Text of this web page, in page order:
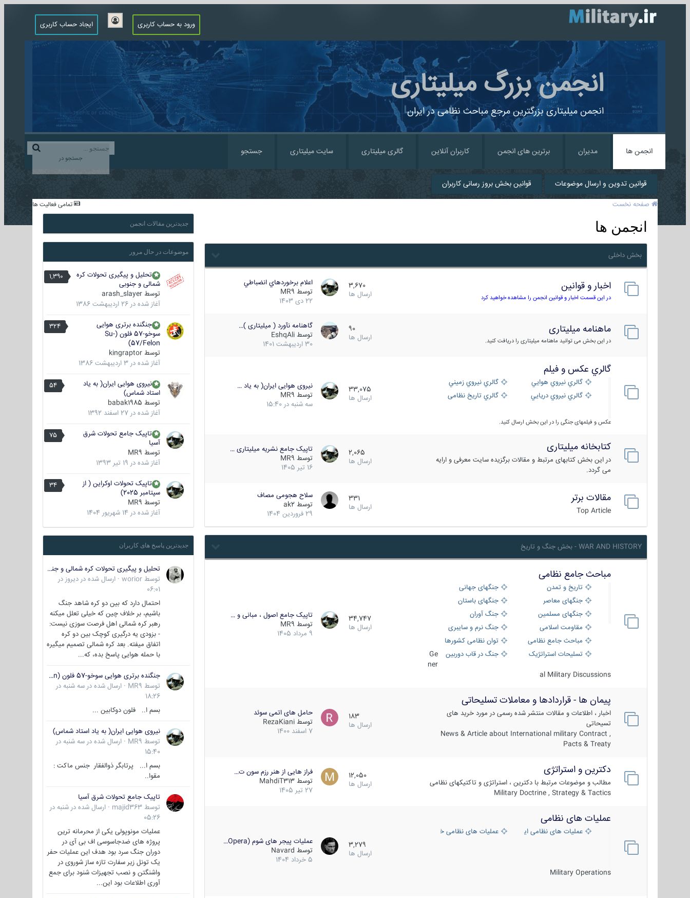
ورود به حساب کاربری ایجاد حساب کاربری
انجمن بزرگ میلیتاری
انجمن میلیتاری بزرگترین مرجع مباحث نظامی در ایران
جستجو در
انجمن ها مدیران برترین های انجمن کاربران آنلاین گالری میلیتاری سایت میلیتاری جستجو
قوانین تدوین و ارسال موضوعات قوانین بخش بروز رسانی کاربران
تمامی فعالیت ها صفحه نخست
انجمن ها
بخش داخلی
اخبار و قوانین
در این قسمت اخبار و قوانین انجمن را مشاهده خواهید کرد
3,670
ارسال ها
اعلام برخوردهاي انضباطي
توسط MR9
22 دی 1403
ماهنامه میلیتاری
در این بخش می توانید ماهنامه میلیتاری را دریافت کنید.
90
ارسال ها
گاهنامه نآورد ( میلیتاری )…
توسط EshqAli
30 اردیبهشت 1401
گالري عكس و فيلم
گالري نيروي هوايي
گالري نيروي زميني
گالري نيروي دريايي
گالري تاریخ نظامی
عکس و فیلمهای جنگی را در این بخش ارسال کنید.
33,075
ارسال ها
نیروی هوایی ایران( به یاد …
توسط MR9
سه شنبه در 15:40
کتابخانه میلیتاری
در این بخش کتابهای مرتبط و مقالات برگزیده سایت معرفی و ارایه
می گردد.
2,065
ارسال ها
تاپیک جامع نشریه میلیتاری …
توسط MR9
16 تیر 1405
مقالات برتر
Top Article
331
ارسال ها
سلاح هجومی مصاف
توسط ak2
29 فروردین 1404
WAR AND HISTORY - بخش جنگ و تاریخ
مباحث جامع نظامی
تاریخ و تمدن
جنگهای جهانی
جنگهای معاصر
جنگهای باستان
جنگهای مسلمین
جنگ آوران
مقاومت اسلامی
جنگ نرم و سایبری
مباحث جامع نظامی
توان نظامی کشورها
تسلیحات استراتژیک
جنگ در قاب دوربین
Ge
ner
al Military Discussions
34,747
ارسال ها
تاپیک جامع اصول ، مبانی و …
توسط MR9
9 مرداد 1405
پیمان ها - قراردادها و معاملات تسلیحاتی
اخبار ، اطلاعات و مقالات منتشر شده رسمی در مورد خرید های
تسیحاتی
News & Article about International military Contract ,
Pacts & Treaty
183
ارسال ها
حامل های اتمی سوئد
توسط RezaKiani
7 اسفند 1400
دکترین و استراتژی
مطالب و موضوعات مرتبط با دکترین ، استراتژی و تاکتیکهای نظامی
Military Doctrine , Strategy & Tactics
12,050
ارسال ها
فراز هایی از هنر رزم سون ت…
توسط MahdiT313
27 تیر 1405
عملیات های نظامی
عملیات های نظامی ایران عملیات های نظامی خارجی
Military Operations
3,279
ارسال ها
عملیات پیجر های شوم (Opera…
توسط Navard
5 خرداد 1404
جدیدترین مقالات انجمن
موضوعات در حال مرور
1,390
تحلیل و پیگیری تحولات کره
شمالی و جنوبی
توسط arash_slayer
آغاز شده در 26 اردیبهشت 1386
324
جنگنده برتری هوایی
سوخو-57 فلون (Su-
57/Felon)
توسط kingraptor
آغاز شده در 3 اردیبهشت 1386
54
نیروی هوایی ایران( به یاد
استاد شماس)
توسط babak1985
آغاز شده در 27 اسفند 1392
75
تاپیک جامع تحولات شرق
آسیا
توسط MR9
آغاز شده در 19 تیر 1393
34
تاپیک تحولات اوکراین ( از
سپتامبر 2025)
توسط MR9
آغاز شده در 14 شهریور 1404
جدیدترین پاسخ های کاربران
تحلیل و پیگیری تحولات کره شمالی و جنوبی
توسط worior
· ارسال شده در دیروز در
06:01
احتمال دارد که بین دو کره شاهد جنگ
باشیم، بر خلاف چین که خیلی تعلل میکنه
رهبر کره شمالی اهل فرصت سوزی نیست:
- بزودی یه درگیری کوچک بین دو کره
اتفاق میفته. بعد کره شمالی تصمیم میگیره
با حمله هوایی پاسخ بده، که...
جنگنده برتری هوایی سوخو-57 فلون (Su-57/Felon)
توسط MR9
· ارسال شده در سه شنبه در
18:26
بسم ا.. فلون دوکابین ...
نیروی هوایی ایران( به یاد استاد شماس)
توسط MR9
· ارسال شده در سه شنبه در
15:40
بسم ا... پرتابگر ذوالفقار جنس ماکت :
مقوا..
تاپیک جامع تحولات شرق آسیا
توسط majid363
· ارسال شده در شنبه در
05:26
عملیات مونوپولی یکی از محرمانه ترین
پروژه های ضدجاسوسی اف بی آی در
دوران جنگ سرد بود هدف این عملیات حفر
یک تونل زیر سفارت تازه ساز شوروی در
واشنگتن و نصب تجهیزات شنود برای جمع
آوری اطلاعات بود این...